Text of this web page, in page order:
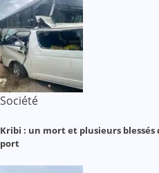
Société
Kribi : un mort et plusieurs
port